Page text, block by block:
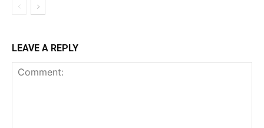
LEAVE A REPLY